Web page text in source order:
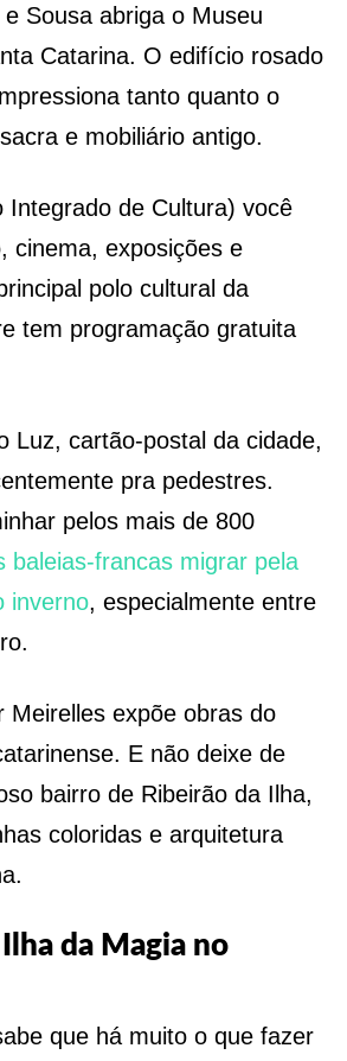
Sousa abriga o Museu
Catarina. O edifício rosado
tanto quanto o
e mobiliário antigo.
Integrado de Cultura) você
cinema, exposições e
polo cultural da
tem programação gratuita
Luz, cartão-postal da cidade,
pra pedestres.
pelos mais de 800
baleias-francas migrar pela
inverno, especialmente entre
Meirelles expõe obras do
E não deixe de
bairro de Ribeirão da Ilha,
coloridas e arquitetura
da Magia no
que há muito o que fazer